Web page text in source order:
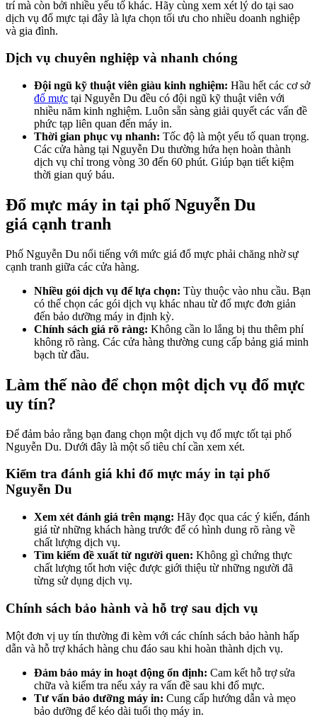
trí mà còn bởi nhiều yếu tố khác. Hãy cùng xem xét lý do tại sao
dịch vụ đổ mực tại đây là lựa chọn tối ưu cho nhiều doanh nghiệp
và gia đình.
Dịch vụ chuyên nghiệp và nhanh chóng
Đội ngũ kỹ thuật viên giàu kinh nghiệm: Hầu hết các cơ sở
đổ mực tại Nguyễn Du đều có đội ngũ kỹ thuật viên với
nhiều năm kinh nghiệm. Luôn sẵn sàng giải quyết các vấn đề
phức tạp liên quan đến máy in.
Thời gian phục vụ nhanh: Tốc độ là một yếu tố quan trọng.
Các cửa hàng tại Nguyễn Du thường hứa hẹn hoàn thành
dịch vụ chỉ trong vòng 30 đến 60 phút. Giúp bạn tiết kiệm
thời gian quý báu.
Đổ mực máy in tại phố Nguyễn Du
giá cạnh tranh
Phố Nguyễn Du nổi tiếng với mức giá đổ mực phải chăng nhờ sự
cạnh tranh giữa các cửa hàng.
Nhiều gói dịch vụ để lựa chọn: Tùy thuộc vào nhu cầu. Bạn
có thể chọn các gói dịch vụ khác nhau từ đổ mực đơn giản
đến bảo dưỡng máy in định kỳ.
Chính sách giá rõ ràng: Không cần lo lắng bị thu thêm phí
không rõ ràng. Các cửa hàng thường cung cấp bảng giá minh
bạch từ đầu.
Làm thế nào để chọn một dịch vụ đổ mực
uy tín?
Để đảm bảo rằng bạn đang chọn một dịch vụ đổ mực tốt tại phố
Nguyễn Du. Dưới đây là một số tiêu chí cần xem xét.
Kiểm tra đánh giá khi đổ mực máy in tại phố
Nguyễn Du
Xem xét đánh giá trên mạng: Hãy đọc qua các ý kiến, đánh
giá từ những khách hàng trước để có hình dung rõ ràng về
chất lượng dịch vụ.
Tìm kiếm đề xuất từ người quen: Không gì chứng thực
chất lượng tốt hơn việc được giới thiệu từ những người đã
từng sử dụng dịch vụ.
Chính sách bảo hành và hỗ trợ sau dịch vụ
Một đơn vị uy tín thường đi kèm với các chính sách bảo hành hấp
dẫn và hỗ trợ khách hàng chu đáo sau khi hoàn thành dịch vụ.
Đảm bảo máy in hoạt động ổn định: Cam kết hỗ trợ sửa
chữa và kiểm tra nếu xảy ra vấn đề sau khi đổ mực.
Tư vấn bảo dưỡng máy in: Cung cấp hướng dẫn và mẹo
bảo dưỡng để kéo dài tuổi thọ máy in.